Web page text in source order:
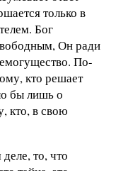
только в
Бог
Он ради
По-
кто решает
бы лишь о
кто, в свою
то, что